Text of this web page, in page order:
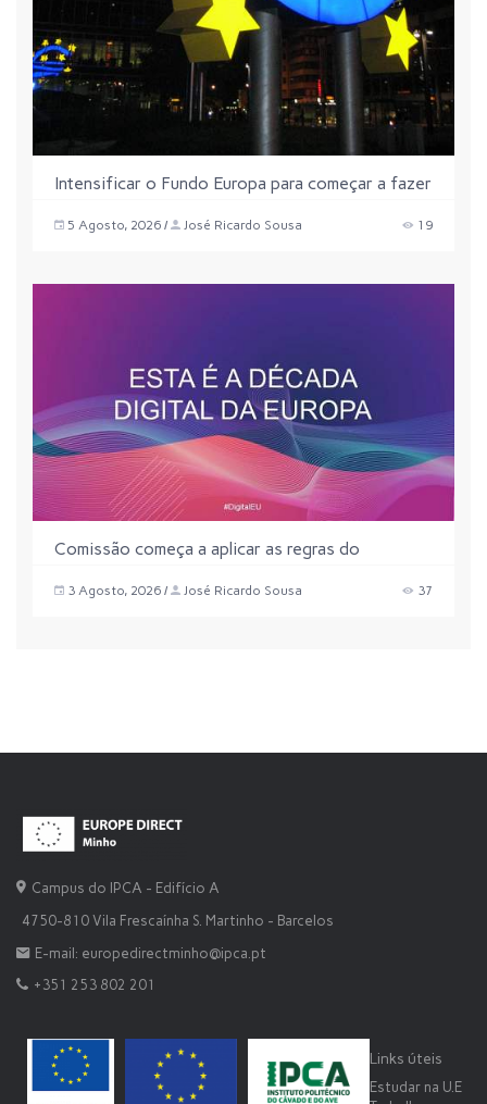
Intensificar o Fundo Europa para começar a fazer
5 Agosto, 2026 José Ricardo Sousa 19
Comissão começa a aplicar as regras do
3 Agosto, 2026 José Ricardo Sousa 37
Campus do IPCA - Edifício A
4750-810 Vila Frescaínha S. Martinho - Barcelos
E-mail: europedirectminho@ipca.pt
+351 253 802 201
Links úteis
Estudar na U.E